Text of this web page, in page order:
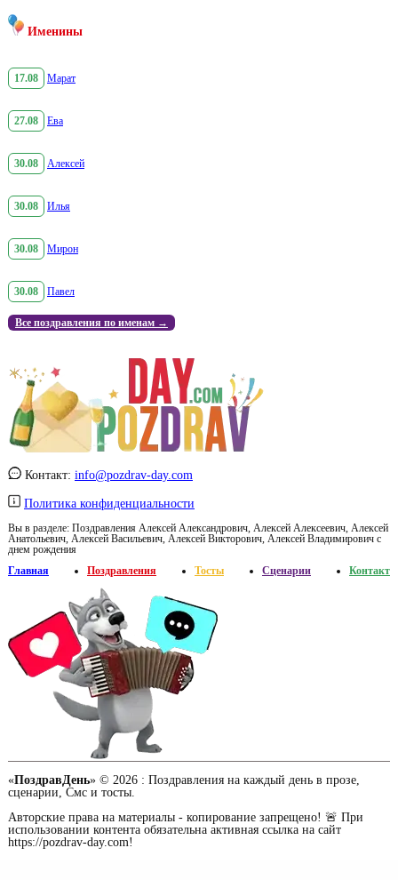
Именины
17.08 Марат
27.08 Ева
30.08 Алексей
30.08 Илья
30.08 Мирон
30.08 Павел
Все поздравления по именам →
Контакт: info@pozdrav-day.com
Политика конфиденциальности
Вы в разделе: Поздравления Алексей Александрович, Алексей Алексеевич, Алексей
Анатольевич, Алексей Васильевич, Алексей Викторович, Алексей Владимирович с
днем рождения
Главная
Поздравления Тосты Сценарии Контакт
«ПоздравДень» © 2026 : Поздравления на каждый день в прозе,
сценарии, Смс и тосты.
Авторские права на материалы - копирование запрещено! 🚨 При
использовании контента обязательна активная ссылка на сайт
https://pozdrav-day.com!